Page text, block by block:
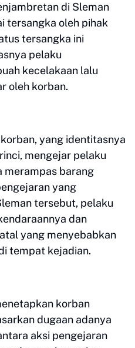
di Sleman
tersangka oleh pihak
tersangka ini
pelaku
kecelakaan lalu
oleh korban.
yang identitasnya
mengejar pelaku
merampas barang
yang
tersebut, pelaku
dan
yang menyebabkan
tempat kejadian.
korban
dugaan adanya
aksi pengejaran